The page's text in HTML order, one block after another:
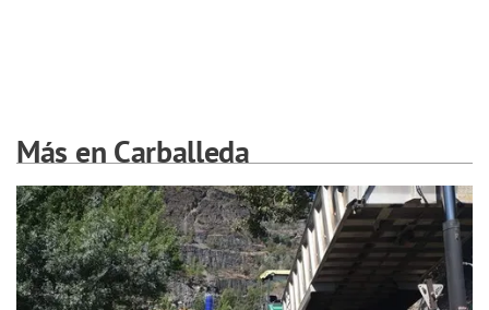
Más en Carballeda